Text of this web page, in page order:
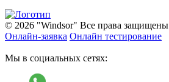
© 2026 "Windsor" Все права защищены
Онлайн-заявка Онлайн тестирование
Мы в социальных сетях: